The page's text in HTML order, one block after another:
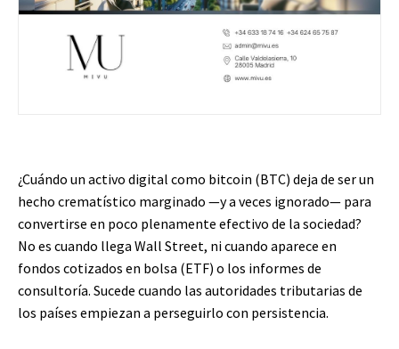
¿Cuándo un activo digital como bitcoin (BTC) deja de ser un
hecho crematístico marginado —y a veces ignorado— para
convertirse en poco plenamente efectivo de la sociedad?
No es cuando llega Wall Street, ni cuando aparece en
fondos cotizados en bolsa (ETF) o los informes de
consultoría. Sucede cuando las autoridades tributarias de
los países empiezan a perseguirlo con persistencia.